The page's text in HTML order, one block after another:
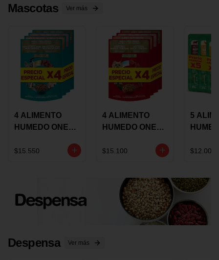
Mascotas Ver más
4 ALIMENTO
HUMEDO ONE
85 GRS
$15.550
4 ALIMENTO
HUMEDO ONE
85 GRS
$15.100
5
$12.000
Despensa Ver más